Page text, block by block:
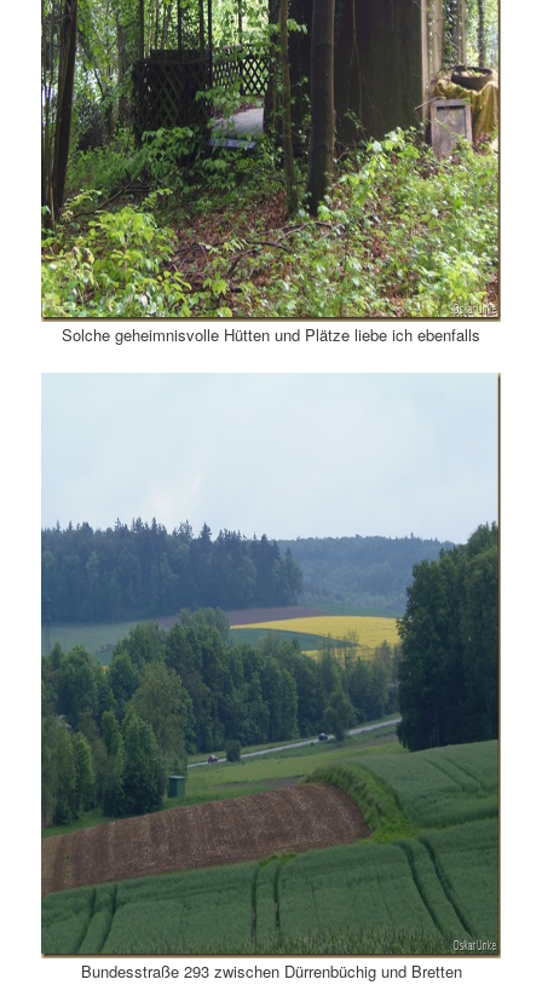
Solche geheimnisvolle Hütten und Plätze liebe ich ebenfalls
Bundesstraße 293 zwischen Dürrenbüchig und Bretten